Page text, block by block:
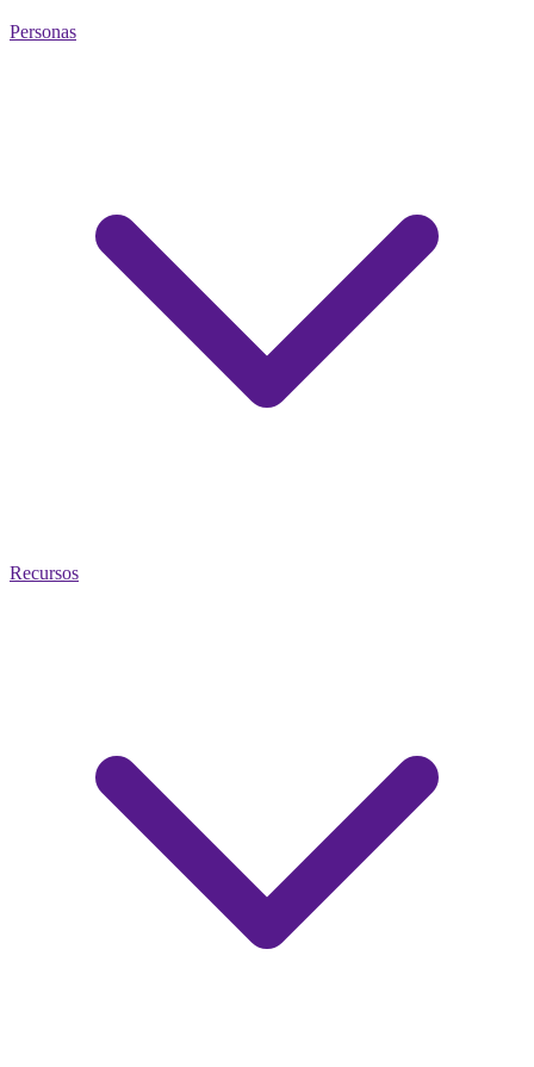
Personas
Recursos